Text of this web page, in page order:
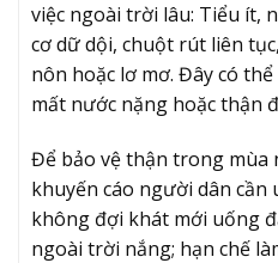
việc ngoài trời lâu: Tiểu ít,
cơ dữ dội, chuột rút liên
nôn hoặc lơ mơ. Đây có
mất nước nặng hoặc thận
Để bảo vệ thận trong mùa
khuyến cáo người dân cần
không đợi khát mới uống
ngoài trời nắng; hạn chế